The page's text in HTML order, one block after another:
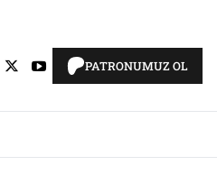
PATRONUMUZ OL